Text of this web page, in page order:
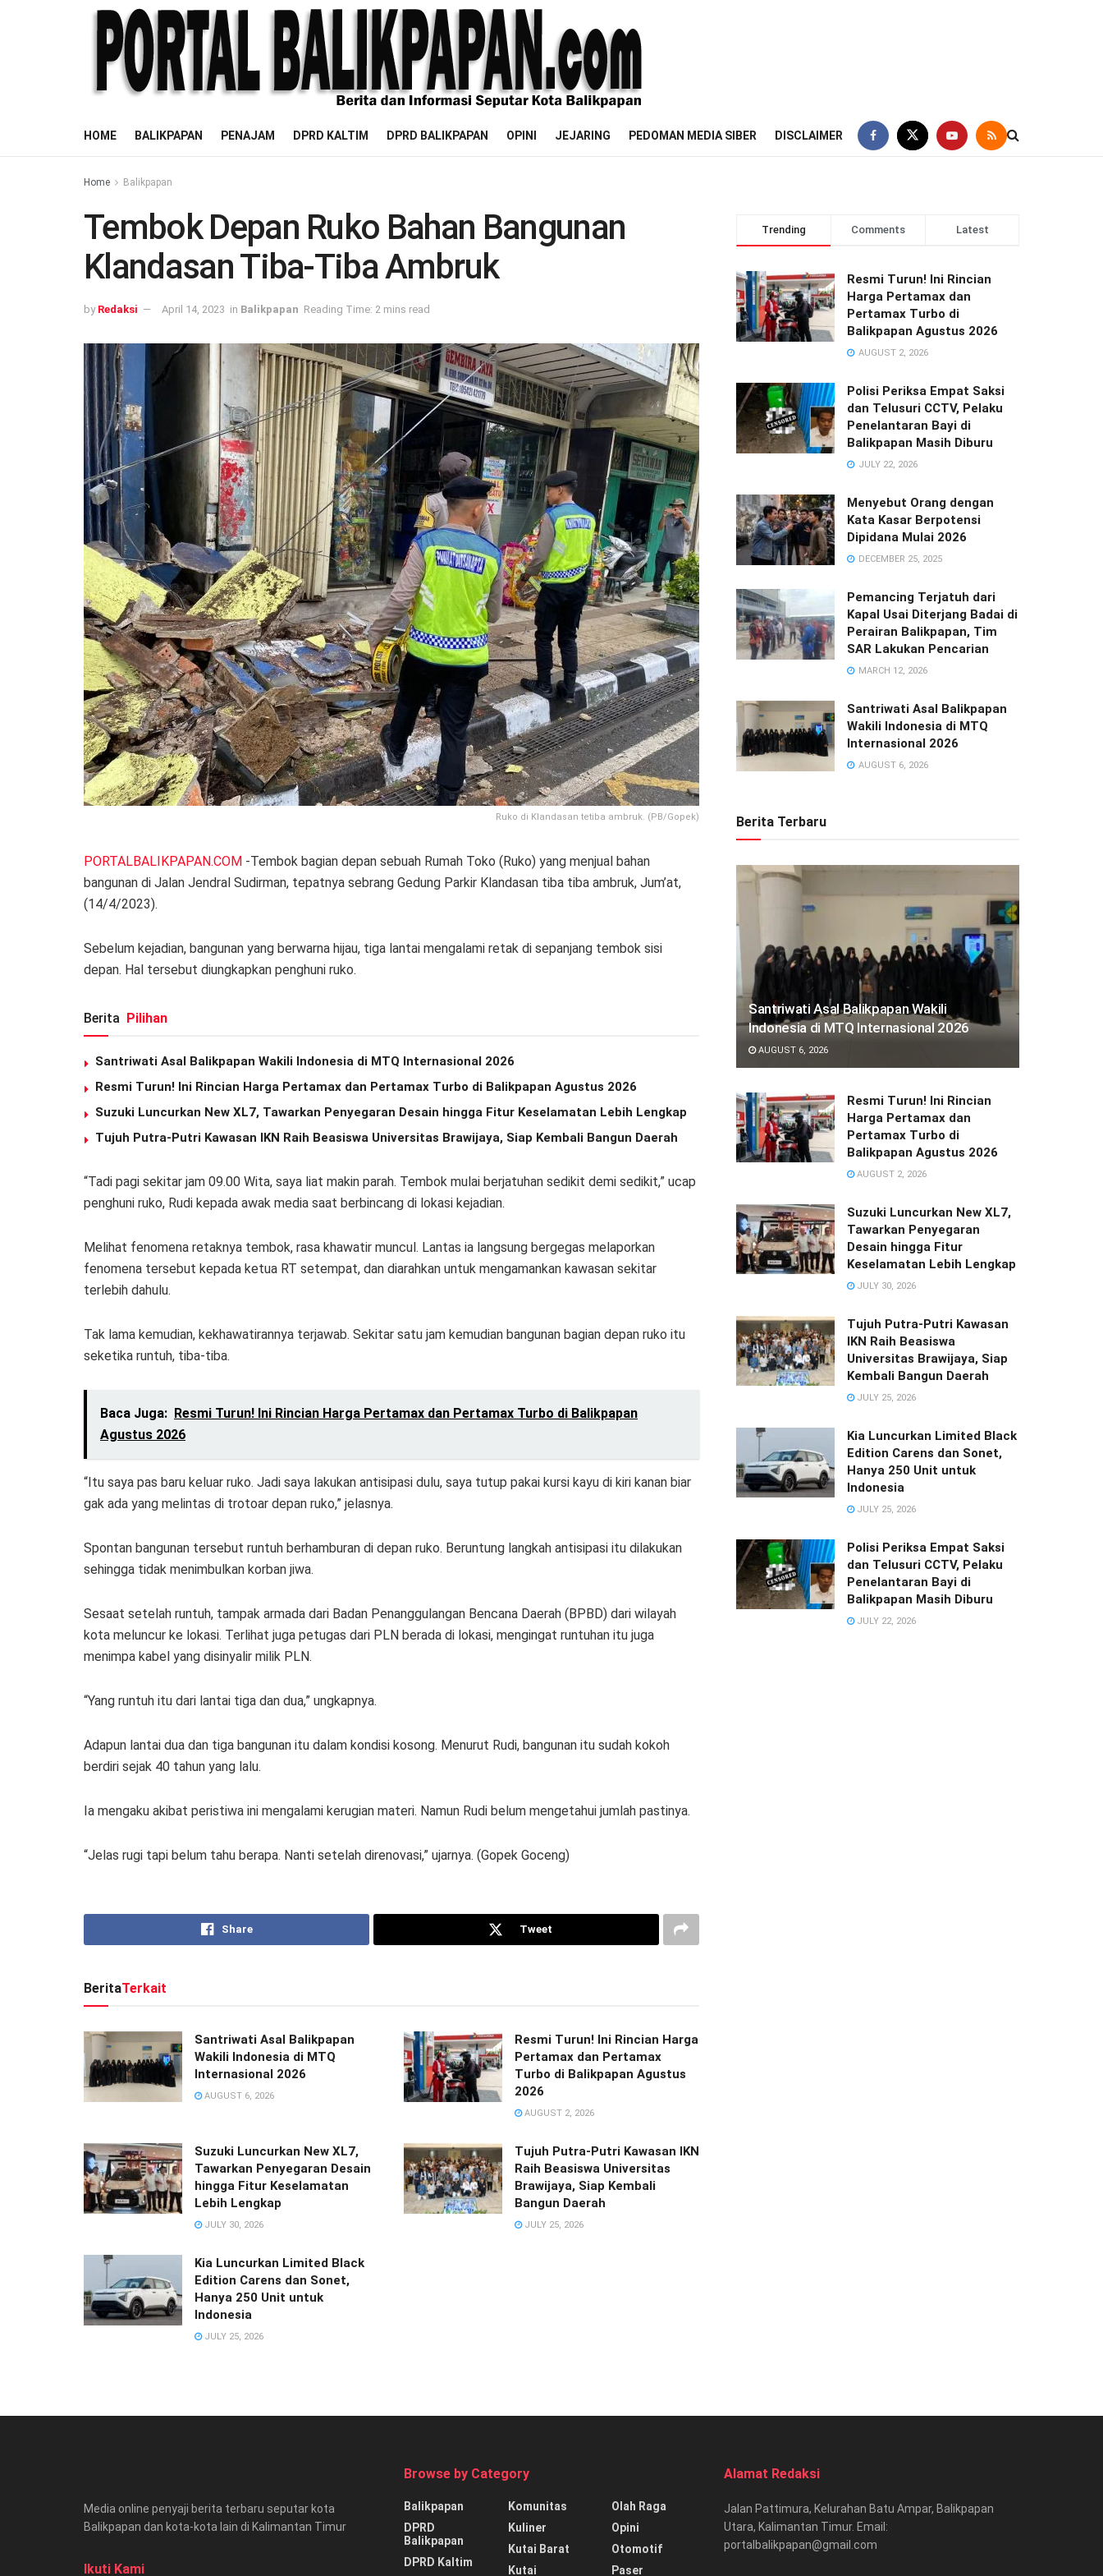
HOME BALIKPAPAN PENAJAM DPRD KALTIM DPRD BALIKPAPAN OPINI JEJARING PEDOMAN MEDIA SIBER DISCLAIMER
Home Balikpapan
Tembok Depan Ruko Bahan Bangunan
Klandasan Tiba-Tiba Ambruk
by Redaksi April 14, 2023 in Balikpapan Reading Time: 2 mins read
Ruko di Klandasan tetiba ambruk. (PB/Gopek)
PORTALBALIKPAPAN.COM -Tembok bagian depan sebuah Rumah Toko (Ruko) yang menjual bahan
bangunan di Jalan Jendral Sudirman, tepatnya sebrang Gedung Parkir Klandasan tiba tiba ambruk, Jum’at,
(14/4/2023).
Sebelum kejadian, bangunan yang berwarna hijau, tiga lantai mengalami retak di sepanjang tembok sisi
depan. Hal tersebut diungkapkan penghuni ruko.
Berita Pilihan
Santriwati Asal Balikpapan Wakili Indonesia di MTQ Internasional 2026
Resmi Turun! Ini Rincian Harga Pertamax dan Pertamax Turbo di Balikpapan Agustus 2026
Suzuki Luncurkan New XL7, Tawarkan Penyegaran Desain hingga Fitur Keselamatan Lebih Lengkap
Tujuh Putra-Putri Kawasan IKN Raih Beasiswa Universitas Brawijaya, Siap Kembali Bangun Daerah
“Tadi pagi sekitar jam 09.00 Wita, saya liat makin parah. Tembok mulai berjatuhan sedikit demi sedikit,” ucap
penghuni ruko, Rudi kepada awak media saat berbincang di lokasi kejadian.
Melihat fenomena retaknya tembok, rasa khawatir muncul. Lantas ia langsung bergegas melaporkan
fenomena tersebut kepada ketua RT setempat, dan diarahkan untuk mengamankan kawasan sekitar
terlebih dahulu.
Tak lama kemudian, kekhawatirannya terjawab. Sekitar satu jam kemudian bangunan bagian depan ruko itu
seketika runtuh, tiba-tiba.
Baca Juga: Resmi Turun! Ini Rincian Harga Pertamax dan Pertamax Turbo di Balikpapan
Agustus 2026
“Itu saya pas baru keluar ruko. Jadi saya lakukan antisipasi dulu, saya tutup pakai kursi kayu di kiri kanan biar
gak ada yang melintas di trotoar depan ruko,” jelasnya.
Spontan bangunan tersebut runtuh berhamburan di depan ruko. Beruntung langkah antisipasi itu dilakukan
sehingga tidak menimbulkan korban jiwa.
Sesaat setelah runtuh, tampak armada dari Badan Penanggulangan Bencana Daerah (BPBD) dari wilayah
kota meluncur ke lokasi. Terlihat juga petugas dari PLN berada di lokasi, mengingat runtuhan itu juga
menimpa kabel yang disinyalir milik PLN.
“Yang runtuh itu dari lantai tiga dan dua,” ungkapnya.
Adapun lantai dua dan tiga bangunan itu dalam kondisi kosong. Menurut Rudi, bangunan itu sudah kokoh
berdiri sejak 40 tahun yang lalu.
Ia mengaku akibat peristiwa ini mengalami kerugian materi. Namun Rudi belum mengetahui jumlah pastinya.
“Jelas rugi tapi belum tahu berapa. Nanti setelah direnovasi,” ujarnya. (Gopek Goceng)
Share Tweet
BeritaTerkait
Santriwati Asal Balikpapan
Wakili Indonesia di MTQ
Internasional 2026
AUGUST 6, 2026
Resmi Turun! Ini Rincian Harga
Pertamax dan Pertamax
Turbo di Balikpapan Agustus
2026
AUGUST 2, 2026
Suzuki Luncurkan New XL7,
Tawarkan Penyegaran Desain
hingga Fitur Keselamatan
Lebih Lengkap
JULY 30, 2026
Tujuh Putra-Putri Kawasan IKN
Raih Beasiswa Universitas
Brawijaya, Siap Kembali
Bangun Daerah
JULY 25, 2026
Kia Luncurkan Limited Black
Edition Carens dan Sonet,
Hanya 250 Unit untuk
Indonesia
JULY 25, 2026
Trending Comments Latest
Resmi Turun! Ini Rincian
Harga Pertamax dan
Pertamax Turbo di
Balikpapan Agustus 2026
AUGUST 2, 2026
Polisi Periksa Empat Saksi
dan Telusuri CCTV, Pelaku
Penelantaran Bayi di
Balikpapan Masih Diburu
JULY 22, 2026
Menyebut Orang dengan
Kata Kasar Berpotensi
Dipidana Mulai 2026
DECEMBER 25, 2025
Pemancing Terjatuh dari
Kapal Usai Diterjang Badai di
Perairan Balikpapan, Tim
SAR Lakukan Pencarian
MARCH 12, 2026
Santriwati Asal Balikpapan
Wakili Indonesia di MTQ
Internasional 2026
AUGUST 6, 2026
Berita Terbaru
Santriwati Asal Balikpapan Wakili
Indonesia di MTQ Internasional 2026
AUGUST 6, 2026
Resmi Turun! Ini Rincian
Harga Pertamax dan
Pertamax Turbo di
Balikpapan Agustus 2026
AUGUST 2, 2026
Suzuki Luncurkan New XL7,
Tawarkan Penyegaran
Desain hingga Fitur
Keselamatan Lebih Lengkap
JULY 30, 2026
Tujuh Putra-Putri Kawasan
IKN Raih Beasiswa
Universitas Brawijaya, Siap
Kembali Bangun Daerah
JULY 25, 2026
Kia Luncurkan Limited Black
Edition Carens dan Sonet,
Hanya 250 Unit untuk
Indonesia
JULY 25, 2026
Polisi Periksa Empat Saksi
dan Telusuri CCTV, Pelaku
Penelantaran Bayi di
Balikpapan Masih Diburu
JULY 22, 2026
Media online penyaji berita terbaru seputar kota
Balikpapan dan kota-kota lain di Kalimantan Timur
Ikuti Kami
Browse by Category
Balikpapan
DPRD
Balikpapan
DPRD Kaltim
Komunitas
Kuliner
Kutai Barat
Kutai
Olah Raga
Opini
Otomotif
Paser
Alamat Redaksi
Jalan Pattimura, Kelurahan Batu Ampar, Balikpapan
Utara, Kalimantan Timur. Email:
portalbalikpapan@gmail.com